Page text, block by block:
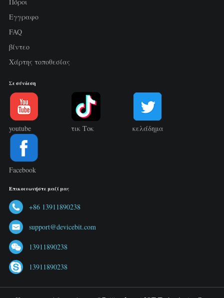
Εγγραφο
FAQ
βίντεο
Χάρτης τοποθεσίας
Σε σύνδεση
youtube τικ Τοκ κελάδημα
Facebook
Επικοινωνήστε μαζί μας
+86 13911890238
support@devicebit.com
13911890238
13911890238